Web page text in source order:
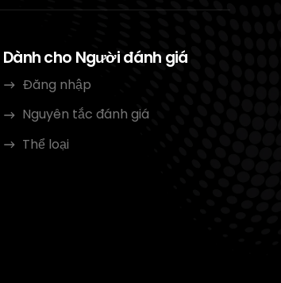
Dành cho Người đánh giá
Đăng nhập
Nguyên tắc đánh giá
Thể loại